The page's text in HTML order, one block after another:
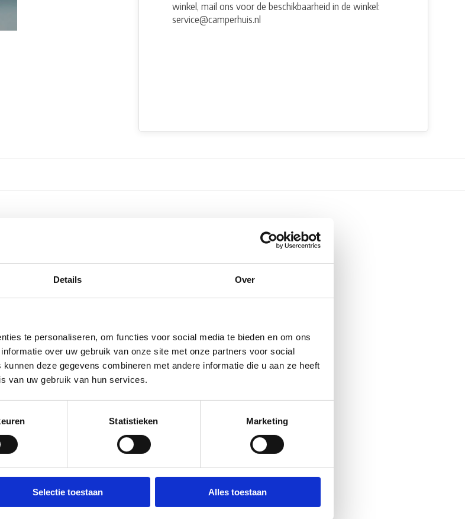
Details Over
te personaliseren, om functies voor social media te bieden en om ons
over uw gebruik van onze site met onze partners voor social
deze gegevens combineren met andere informatie die u aan ze heeft
van uw gebruik van hun services.
Statistieken Marketing
Selectie toestaan Alles toestaan
winkel, mail ons voor de beschikbaarheid in de winkel:
service@camperhuis.nl